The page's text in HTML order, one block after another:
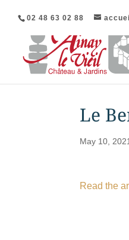
02 48 63 02 88
Le
May 10, 2021
Read the